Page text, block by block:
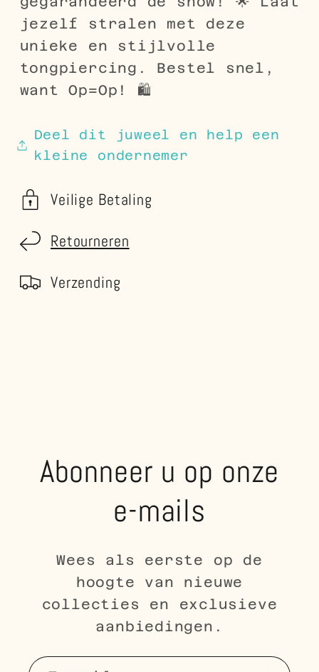
jezelf stralen met deze
unieke en stijlvolle
tongpiercing. Bestel snel,
want Op=Op! 🛍️
Deel dit juweel en help een
kleine ondernemer
Veilige Betaling
Retourneren
Verzending
Abonneer u op onze
e-mails
Wees als eerste op de
hoogte van nieuwe
collecties en exclusieve
aanbiedingen.